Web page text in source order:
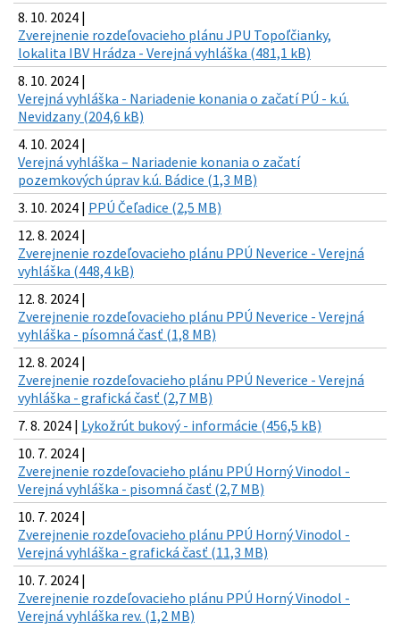
8. 10. 2024 |
Zverejnenie rozdeľovacieho plánu JPU Topoľčianky,
lokalita IBV Hrádza - Verejná vyhláška (481,1 kB)
8. 10. 2024 |
Verejná vyhláška - Nariadenie konania o začatí PÚ - k.ú.
Nevidzany (204,6 kB)
4. 10. 2024 |
Verejná vyhláška – Nariadenie konania o začatí
pozemkových úprav k.ú. Bádice (1,3 MB)
3. 10. 2024 | PPÚ Čeľadice (2,5 MB)
12. 8. 2024 |
Zverejnenie rozdeľovacieho plánu PPÚ Neverice - Verejná
vyhláška (448,4 kB)
12. 8. 2024 |
Zverejnenie rozdeľovacieho plánu PPÚ Neverice - Verejná
vyhláška - písomná časť (1,8 MB)
12. 8. 2024 |
Zverejnenie rozdeľovacieho plánu PPÚ Neverice - Verejná
vyhláška - grafická časť (2,7 MB)
7. 8. 2024 | Lykožrút bukový - informácie (456,5 kB)
10. 7. 2024 |
Zverejnenie rozdeľovacieho plánu PPÚ Horný Vinodol -
Verejná vyhláška - pisomná časť (2,7 MB)
10. 7. 2024 |
Zverejnenie rozdeľovacieho plánu PPÚ Horný Vinodol -
Verejná vyhláška - grafická časť (11,3 MB)
10. 7. 2024 |
Zverejnenie rozdeľovacieho plánu PPÚ Horný Vinodol -
Verejná vyhláška rev. (1,2 MB)